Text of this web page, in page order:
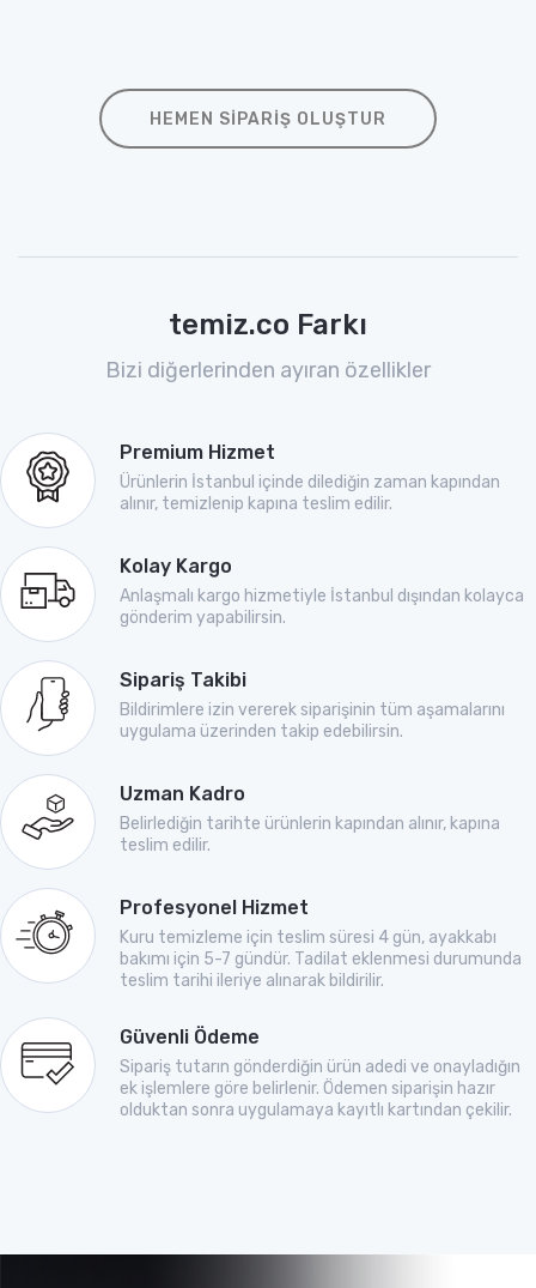
HEMEN SIPARIŞ OLUŞTUR
temiz.co Farkı
Bizi diğerlerinden ayıran özellikler
Premium Hizmet
Ürünlerin İstanbul içinde dilediğin zaman kapından
alınır, temizlenip kapına teslim edilir.
Kolay Kargo
Anlaşmalı kargo hizmetiyle İstanbul dışından kolayca
gönderim yapabilirsin.
Sipariş Takibi
Bildirimlere izin vererek siparişinin tüm aşamalarını
uygulama üzerinden takip edebilirsin.
Uzman Kadro
Belirlediğin tarihte ürünlerin kapından alınır, kapına
teslim edilir.
Profesyonel Hizmet
Kuru temizleme için teslim süresi 4 gün, ayakkabı
bakımı için 5-7 gündür. Tadilat eklenmesi durumunda
teslim tarihi ileriye alınarak bildirilir.
Güvenli Ödeme
Sipariş tutarın gönderdiğin ürün adedi ve onayladığın
ek işlemlere göre belirlenir. Ödemen siparişin hazır
olduktan sonra uygulamaya kayıtlı kartından çekilir.